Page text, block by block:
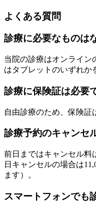
よくある質問
診療に必要なものは
当院の診療はオンライン
はタブレットのいずれか
診療に保険証は必要
自由診療のため、保険証
診療予約のキャンセ
前日まではキャンセル料
日キャンセルの場合は
ます）。
スマートフォンでも